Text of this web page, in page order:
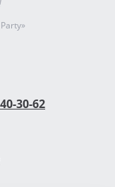
30-62